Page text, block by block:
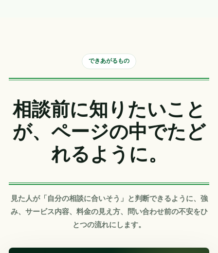
できあがるもの
相談前に知りたいこと
が、ページの中でたど
れるように。
見た人が「自分の相談に合いそう」と判断できるように、強
み、サービス内容、料金の見え方、問い合わせ前の不安をひ
とつの流れにします。